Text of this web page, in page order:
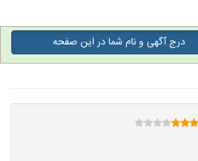
درج آگهی و نام شما در این صفحه